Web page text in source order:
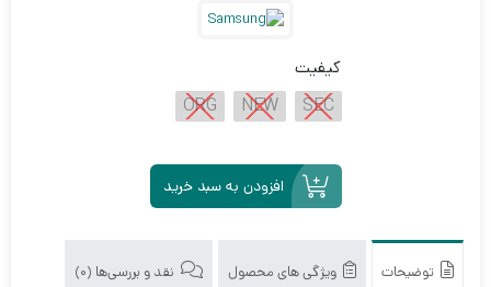
کیفیت
SEC
NEW
ORG
افزودن به سبد خرید
توضیحات ویژگی های محصول نقد و بررسی‌ها (0)